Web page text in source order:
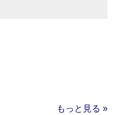
もっと見る »